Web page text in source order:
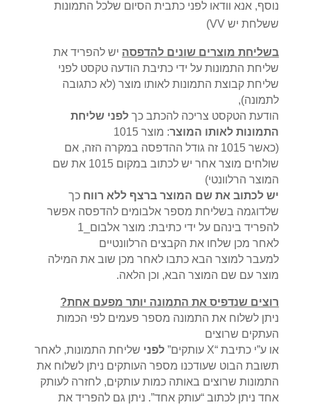
נוסף, אנא וודאו לפני כתבית הסיום שלכל התמונות
ששלחת יש VV)
בשליחת מוצרים שונים להדפסה יש להפריד את
שליחת התמונות על ידי כתיבת הודעה טקסט לפני
שליחת קבוצת התמונות לאותו מוצר (לא כתגובה
לתמונה),
הודעת הטקסט צריכה להכתב כך לפני שליחת
התמונות לאותו המוצר: מוצר 1015
(כאשר 1015 זה גודל ההדפסה במקרה הזה, אם
שולחים מוצר אחר יש לכתוב במקום 1015 את שם
המוצר הרלוונטי)
יש לכתוב את שם המוצר ברצף ללא רווח כך
שלדוגמה בשליחת מספר אלבומים להדפסה אפשר
להפריד בינהם על ידי כתיבת: מוצר אלבום_1
לאחר מכן שלחו את הקבצים הרלוונטיים
למעבר למוצר הבא כתבו לאחר מכן שוב את המילה
מוצר עם שם המוצר הבא, וכן הלאה.
רוצים שנדפיס את התמונה יותר מפעם אחת?
ניתן לשלוח את התמונה מספר פעמים לפי הכמות
העתקים שרוצים
או ע”י כתיבת “X עותקים”
לפני שליחת התמונות, לאחר
תשובת הבוט שעודכנו מספר העותקים ניתן לשלוח את
התמונות שרוצים באותה כמות עותקים, לחזרה לעותק
אחד ניתן לכתוב “עותק אחד”. ניתן גם להפריד את